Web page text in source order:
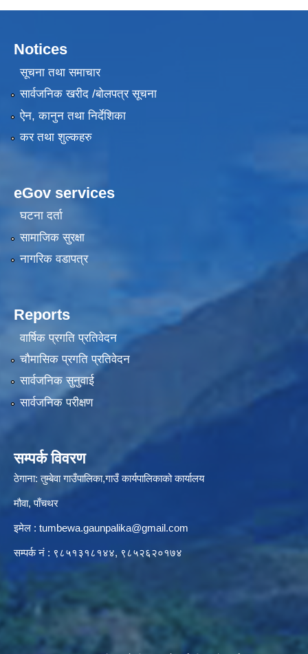
Notices
सूचना तथा समाचार
सार्वजनिक खरीद /बोलपत्र सूचना
ऐन, कानुन तथा निर्देशिका
कर तथा शुल्कहरु
eGov services
घटना दर्ता
सामाजिक सुरक्षा
नागरिक वडापत्र
Reports
वार्षिक प्रगति प्रतिवेदन
चौमासिक प्रगति प्रतिवेदन
सार्वजनिक सुनुवाई
सार्वजनिक परीक्षण
सम्पर्क विवरण
ठेगाना: तुम्बेवा गाउँपालिका,गाउँ कार्यपालिकाको कार्यालय
मौवा, पाँचथर
इमेल : tumbewa.gaunpalika@gmail.com
सम्पर्क नं : ९८५१३१८१४४, ९८५२६२०१७४